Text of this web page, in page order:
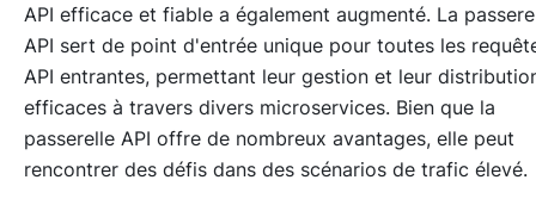
API efficace et fiable a également augmenté. La
API sert de point d'entrée unique pour toutes les
API entrantes, permettant leur gestion et leur
efficaces à travers divers microservices. Bien que la
passerelle API offre de nombreux avantages, elle peut
rencontrer des défis dans des scénarios de trafic élevé.